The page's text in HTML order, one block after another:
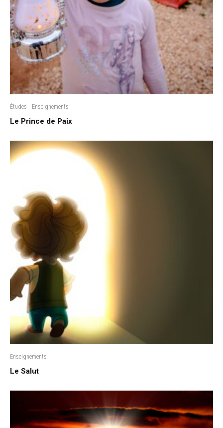
Études Enseignements
Le Prince de Paix
Enseignements
Le Salut